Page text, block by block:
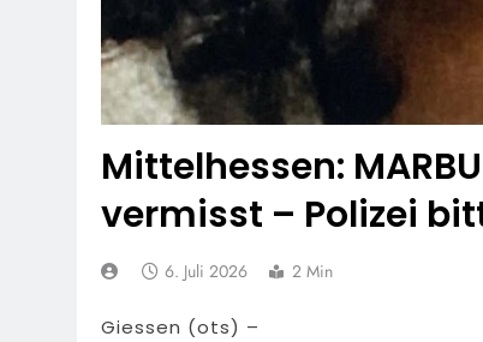
Mittelhessen:
vermisst – Polizei
6. Juli 2026 2 Min
Giessen (ots) –